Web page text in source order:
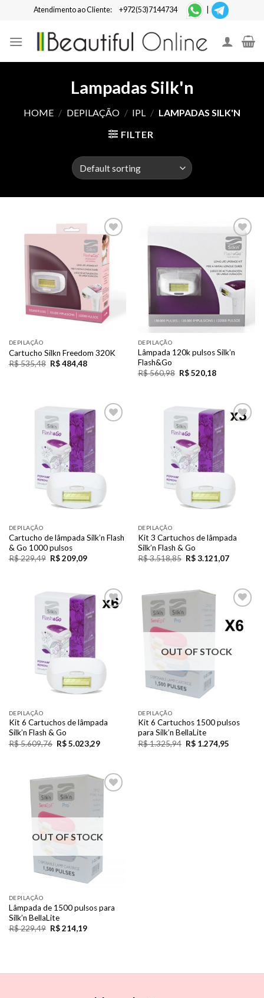
content
Atendimento ao Cliente: +972(53)7144734
Lampadas Silk'n
HOME / DEPILAÇÃO / IPL / LAMPADAS SILK'N
FILTER
Add to
Wishlist
DEPILAÇÃO
Cartucho Silkn Freedom 320K
R$535,48 R$484,48
Add to
Wishlist
DEPILAÇÃO
Lâmpada 120k pulsos Silk’n
Flash&Go
R$560,98 R$520,18
DEPILAÇÃO
Cartucho de lâmpada Silk’n Flash
& Go 1000 pulsos
R$229,49 R$209,09
DEPILAÇÃO
Kit 3 Cartuchos de lâmpada
Silk’n Flash & Go
R$3.518,85 R$3.121,07
Wishlist
DEPILAÇÃO
Kit 6 Cartuchos de lâmpada
Silk’n Flash & Go
R$5.609,76 R$5.023,29
Wishlist
OUT OF STOCK
DEPILAÇÃO
Kit 6 Cartuchos 1500 pulsos
para Silk’n BellaLite
R$1.325,94 R$1.274,95
OUT OF STOCK
DEPILAÇÃO
Lâmpada de 1500 pulsos para
Silk’n BellaLite
R$229,49 R$214,19